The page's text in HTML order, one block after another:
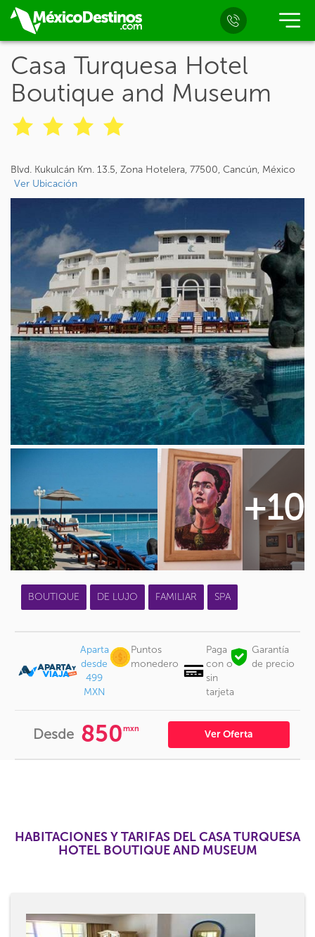
Casa Turquesa Hotel
Boutique and Museum
Blvd. Kukulcán Km. 13.5, Zona Hotelera, 77500, Cancún, México
Ver Ubicación
+10
BOUTIQUE DE LUJO FAMILIAR SPA
Aparta
desde
499
MXN
Puntos
monedero
Paga
con o
sin
tarjeta
Garantía
de precio
Desde 850mxn Ver Oferta
HABITACIONES Y TARIFAS DEL CASA TURQUESA
HOTEL BOUTIQUE AND MUSEUM